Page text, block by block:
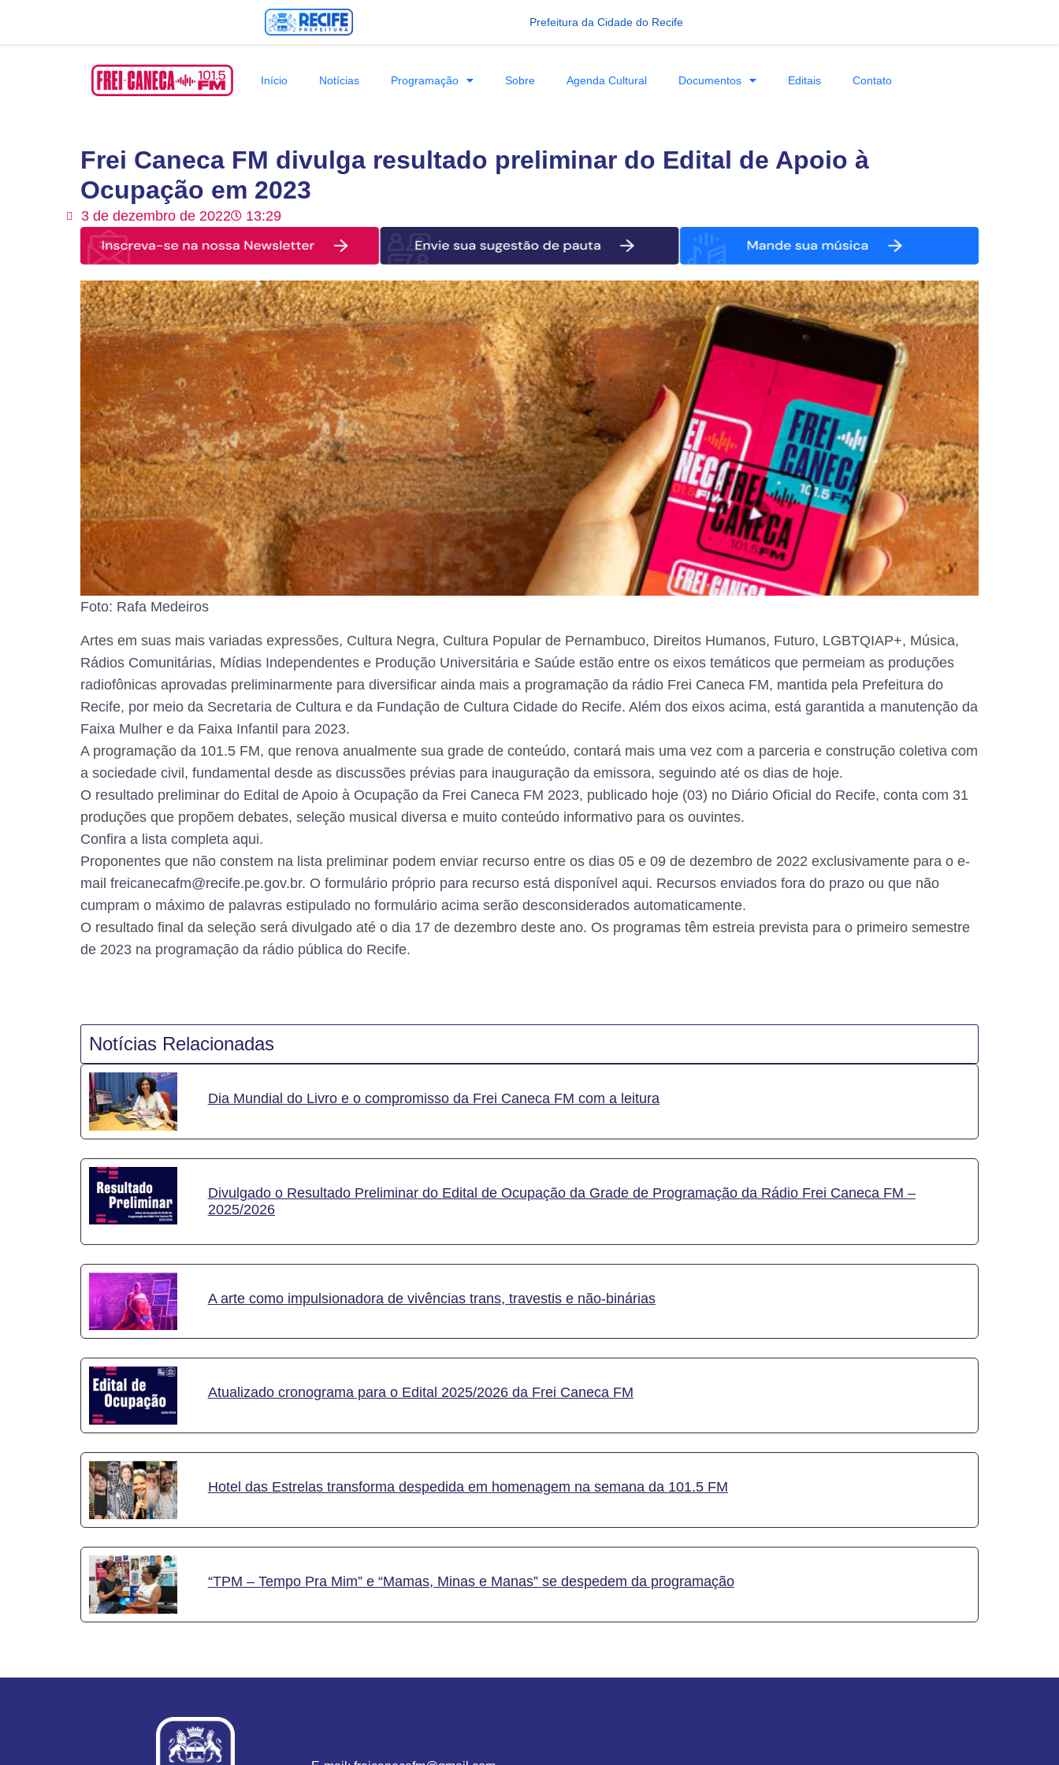
Prefeitura da Cidade do Recife
Início Notícias Programação Sobre Agenda Cultural Documentos Editais Contato
Frei Caneca FM divulga resultado preliminar do Edital de Apoio à
Ocupação em 2023
3 de dezembro de 2022 13:29
Foto: Rafa Medeiros
Artes em suas mais variadas expressões, Cultura Negra, Cultura Popular de Pernambuco, Direitos Humanos, Futuro, LGBTQIAP+, Música,
Rádios Comunitárias, Mídias Independentes e Produção Universitária e Saúde estão entre os eixos temáticos que permeiam as produções
radiofônicas aprovadas preliminarmente para diversificar ainda mais a programação da rádio Frei Caneca FM, mantida pela Prefeitura do
Recife, por meio da Secretaria de Cultura e da Fundação de Cultura Cidade do Recife. Além dos eixos acima, está garantida a manutenção da
Faixa Mulher e da Faixa Infantil para 2023.
A programação da 101.5 FM, que renova anualmente sua grade de conteúdo, contará mais uma vez com a parceria e construção coletiva com
a sociedade civil, fundamental desde as discussões prévias para inauguração da emissora, seguindo até os dias de hoje.
O resultado preliminar do Edital de Apoio à Ocupação da Frei Caneca FM 2023, publicado hoje (03) no Diário Oficial do Recife, conta com 31
produções que propõem debates, seleção musical diversa e muito conteúdo informativo para os ouvintes.
Confira a lista completa aqui.
Proponentes que não constem na lista preliminar podem enviar recurso entre os dias 05 e 09 de dezembro de 2022 exclusivamente para o e-
mail freicanecafm@recife.pe.gov.br. O formulário próprio para recurso está disponível aqui. Recursos enviados fora do prazo ou que não
cumpram o máximo de palavras estipulado no formulário acima serão desconsiderados automaticamente.
O resultado final da seleção será divulgado até o dia 17 de dezembro deste ano. Os programas têm estreia prevista para o primeiro semestre
de 2023 na programação da rádio pública do Recife.
Notícias Relacionadas
Dia Mundial do Livro e o compromisso da Frei Caneca FM com a leitura
Divulgado o Resultado Preliminar do Edital de Ocupação da Grade de Programação da Rádio Frei Caneca FM –
2025/2026
A arte como impulsionadora de vivências trans, travestis e não-binárias
Atualizado cronograma para o Edital 2025/2026 da Frei Caneca FM
Hotel das Estrelas transforma despedida em homenagem na semana da 101.5 FM
“TPM – Tempo Pra Mim” e “Mamas, Minas e Manas” se despedem da programação